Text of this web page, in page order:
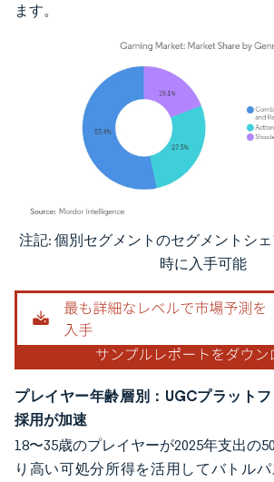
ます。
画像 © Mordor Intelligence。再利用にはCC BY 4.0
注記: 個別セグメントのセグメントシ
時に入手可能
プレイヤー年齢層別：UGCプラット
採用が加速
18〜35歳のプレイヤーが2025年支出の
り高い可処分所得を活用してバトル